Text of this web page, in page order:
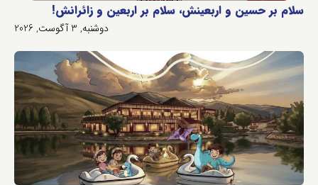
سلام بر حسین و اربعینش، سلام بر اربعین و زائرانش!
دوشنبه, 3 آگوست, 2026